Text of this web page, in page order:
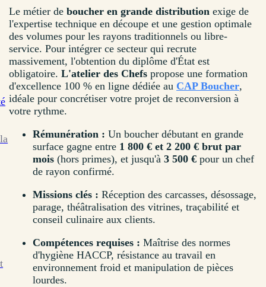
Le métier de boucher en grande distribution exige de
l'expertise technique en découpe et une gestion optimale
des volumes pour les rayons traditionnels ou libre-
service. Pour intégrer ce secteur qui recrute
massivement, l'obtention du diplôme d'État est
obligatoire. L'atelier des Chefs propose une formation
d'excellence 100 % en ligne dédiée au CAP Boucher,
idéale pour concrétiser votre projet de reconversion à
votre rythme.
Rémunération : Un boucher débutant en grande
surface gagne entre 1 800 € et 2 200 € brut par
mois (hors primes), et jusqu'à 3 500 € pour un chef
de rayon confirmé.
Missions clés : Réception des carcasses, désossage,
parage, théâtralisation des vitrines, traçabilité et
conseil culinaire aux clients.
Compétences requises : Maîtrise des normes
d'hygiène HACCP, résistance au travail en
environnement froid et manipulation de pièces
lourdes.